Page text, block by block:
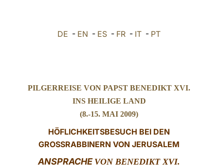
العربيّة DE - EN - ES - FR - IT - PT
PILGERREISE VON PAPST BENEDIKT XVI.
INS HEILIGE LAND
(8.-15. MAI 2009)
HÖFLICHKEITSBESUCH BEI DEN
GROSSRABBINERN VON JERUSALEM
ANSPRACHE VON BENEDIKT XVI.